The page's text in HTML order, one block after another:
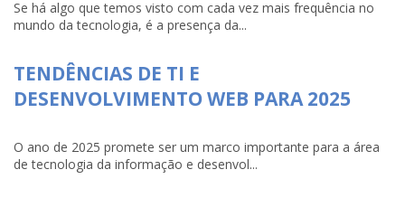
Se há algo que temos visto com cada vez mais frequência no
mundo da tecnologia, é a presença da...
TENDÊNCIAS DE TI E
DESENVOLVIMENTO WEB PARA 2025
O ano de 2025 promete ser um marco importante para a área
de tecnologia da informação e desenvol...